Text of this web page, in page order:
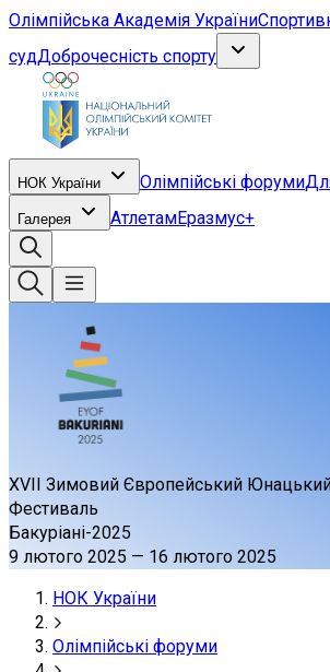
Олімпійська Академія України
судДоброчесність спорту
НОК України Олімпійські форуми
Галерея АтлетамЕразмус+
XVII Зимовий Європейський
Фестиваль
Бакуріані-2025
9 лютого 2025 — 16 лютого 2025
НОК України
Олімпійські форуми